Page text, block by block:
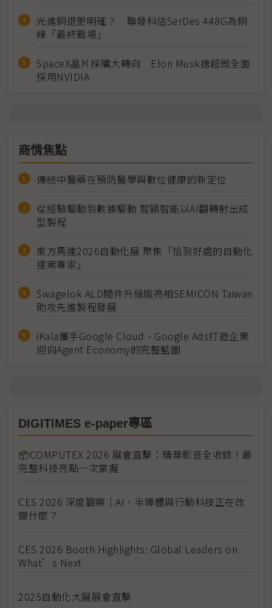
光進銅退更明確？ 聯發科估SerDes 448G為銅
線「最終戰場」
SpaceX晶片採購大轉向 Elon Musk捨超微全面
採用NVIDIA
商情焦點
傳統中醫藥在預防醫學與數位健康的新定位
從經驗驅動到數據驅動 智穎智能以AI翻轉射出成
型製程
東方馬達2026自動化展 聚焦「恰到好處的自動化
提案專家」
Swagelok ALD閥件升級版亮相SEMICON Taiwan
助攻先進製程發展
iKala攜手Google Cloud、Google Ads打造企業
迎向Agent Economy的完整藍圖
DIGITIMES e-paper專區
📦COMPUTEX 2026 展會直擊：精華影音全收錄！最
完整科技亮點一次掌握
CES 2026 深度觀察｜AI、半導體與行動科技正在改
變什麼？
CES 2026 Booth Highlights: Global Leaders on
What’s Next
2025自動化大展展會直擊